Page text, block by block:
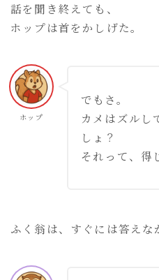
話を聞き終えても、
ホップは首をかしげた。
ホップ
でもさ。
カメはズルし
しょ？
それって、得
ふく翁は、すぐには答えな